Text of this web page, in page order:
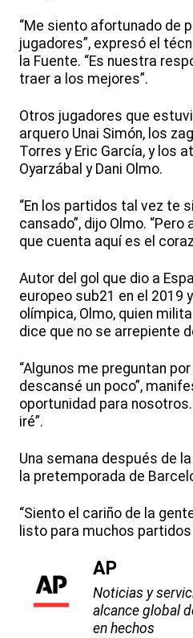
“Me siento afortunado de
jugadores”, expresó el
la Fuente. “Es nuestra
traer a los mejores”.
Otros jugadores que
arquero Unai Simón, los
Torres y Eric García, y los
Oyarzábal y Dani Olmo.
“En los partidos tal vez te
cansado”, dijo Olmo.
que cuenta aquí es el
Autor del gol que dio a
europeo sub21 en el 2019
olímpica, Olmo, quien
dice que no se arrepiente
“Algunos me preguntan
descansé un poco”,
oportunidad para
iré”.
Una semana después de
la pretemporada de
“Siento el cariño de la
listo para muchos partidos
AP
Noticias y
alcance global
en hechos